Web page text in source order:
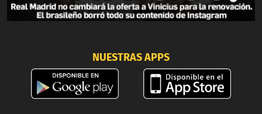
NUESTRAS APPS